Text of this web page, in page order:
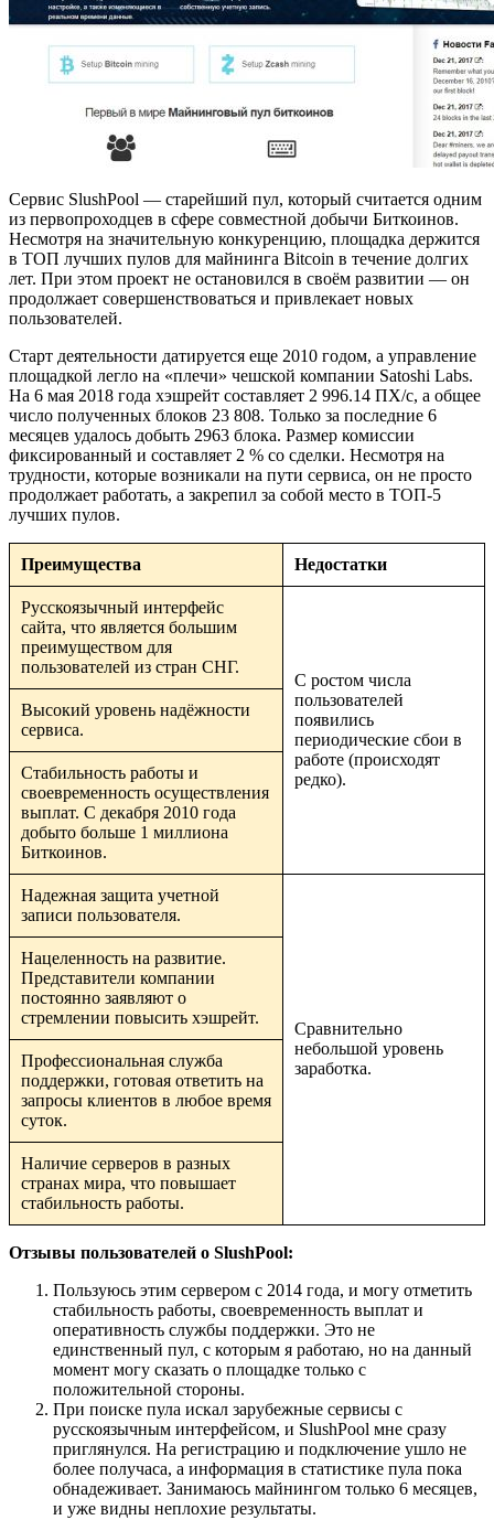
Сервис SlushPool — старейший пул, который считается одним
из первопроходцев в сфере совместной добычи Биткоинов.
Несмотря на значительную конкуренцию, площадка держится
в ТОП лучших пулов для майнинга Bitcoin в течение долгих
лет. При этом проект не остановился в своём развитии — он
продолжает совершенствоваться и привлекает новых
пользователей.
Старт деятельности датируется еще 2010 годом, а управление
площадкой легло на «плечи» чешской компании Satoshi Labs.
На 6 мая 2018 года хэшрейт составляет 2 996.14 ПХ/с, а общее
число полученных блоков 23 808. Только за последние 6
месяцев удалось добыть 2963 блока. Размер комиссии
фиксированный и составляет 2 % со сделки. Несмотря на
трудности, которые возникали на пути сервиса, он не просто
продолжает работать, а закрепил за собой место в ТОП-5
лучших пулов.
Преимущества Недостатки
Русскоязычный интерфейс
сайта, что является большим
преимуществом для
пользователей из стран СНГ.
С ростом числа
пользователей
появились
периодические сбои в
работе (происходят
редко).
Высокий уровень надёжности
сервиса.
Стабильность работы и
своевременность осуществления
выплат. С декабря 2010 года
добыто больше 1 миллиона
Биткоинов.
Надежная защита учетной
записи пользователя.
Сравнительно
небольшой уровень
заработка.
Нацеленность на развитие.
Представители компании
постоянно заявляют о
стремлении повысить хэшрейт.
Профессиональная служба
поддержки, готовая ответить на
запросы клиентов в любое время
суток.
Наличие серверов в разных
странах мира, что повышает
стабильность работы.
Отзывы пользователей о SlushPool:
Пользуюсь этим сервером с 2014 года, и могу отметить
стабильность работы, своевременность выплат и
оперативность службы поддержки. Это не
единственный пул, с которым я работаю, но на данный
момент могу сказать о площадке только с
положительной стороны.
При поиске пула искал зарубежные сервисы с
русскоязычным интерфейсом, и SlushPool мне сразу
приглянулся. На регистрацию и подключение ушло не
более получаса, а информация в статистике пула пока
обнадеживает. Занимаюсь майнингом только 6 месяцев,
и уже видны неплохие результаты.